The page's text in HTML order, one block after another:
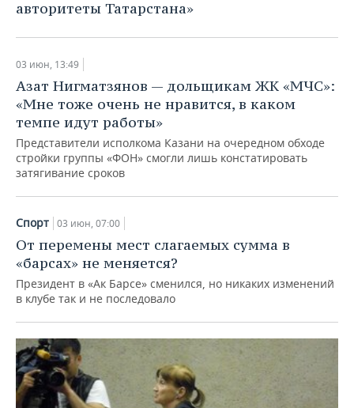
ХОККЕЙ С МЯЧОМ
ПРОИСШЕСТВИЯ
авторитеты Татарстана»
03 июн, 13:49
Азат Нигматзянов — дольщикам ЖК «МЧС»:
«Мне тоже очень не нравится, в каком
темпе идут работы»
Представители исполкома Казани на очередном обходе
стройки группы «ФОН» смогли лишь констатировать
затягивание сроков
Спорт 03 июн, 07:00
От перемены мест слагаемых сумма в
«барсах» не меняется?
Президент в «Ак Барсе» сменился, но никаких изменений
в клубе так и не последовало